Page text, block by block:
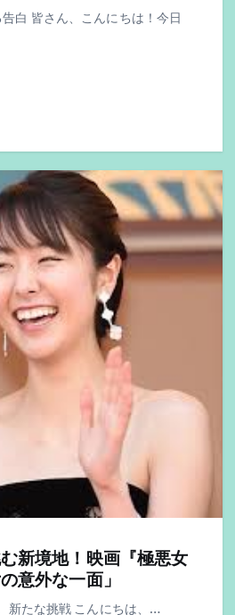
白 皆さん、こんにちは！今日
新境地！映画『極悪女
意外な一面」
新たな挑戦 こんにちは、…